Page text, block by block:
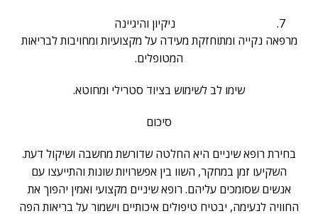
ניקיון והיגיינה
מרפאה נקייה ומתוחזקת מעידה על מקצועיות ומחויבות לבריאות
המטופלים.
שימו לב לשימוש בציוד סטרילי ומחוטא.
סיכום
בחירת רופא שיניים היא החלטה שדורשת מחשבה ושיקול דעת.
השקיעו זמן במחקר, השוו בין אפשרויות שונות והתייעצו עם
אנשים שסומכים עליהם. רופא שיניים מקצועי ואמין יהפוך את
החוויה לנעימה, יבטיח טיפולים איכותיים וישמור על בריאות הפה